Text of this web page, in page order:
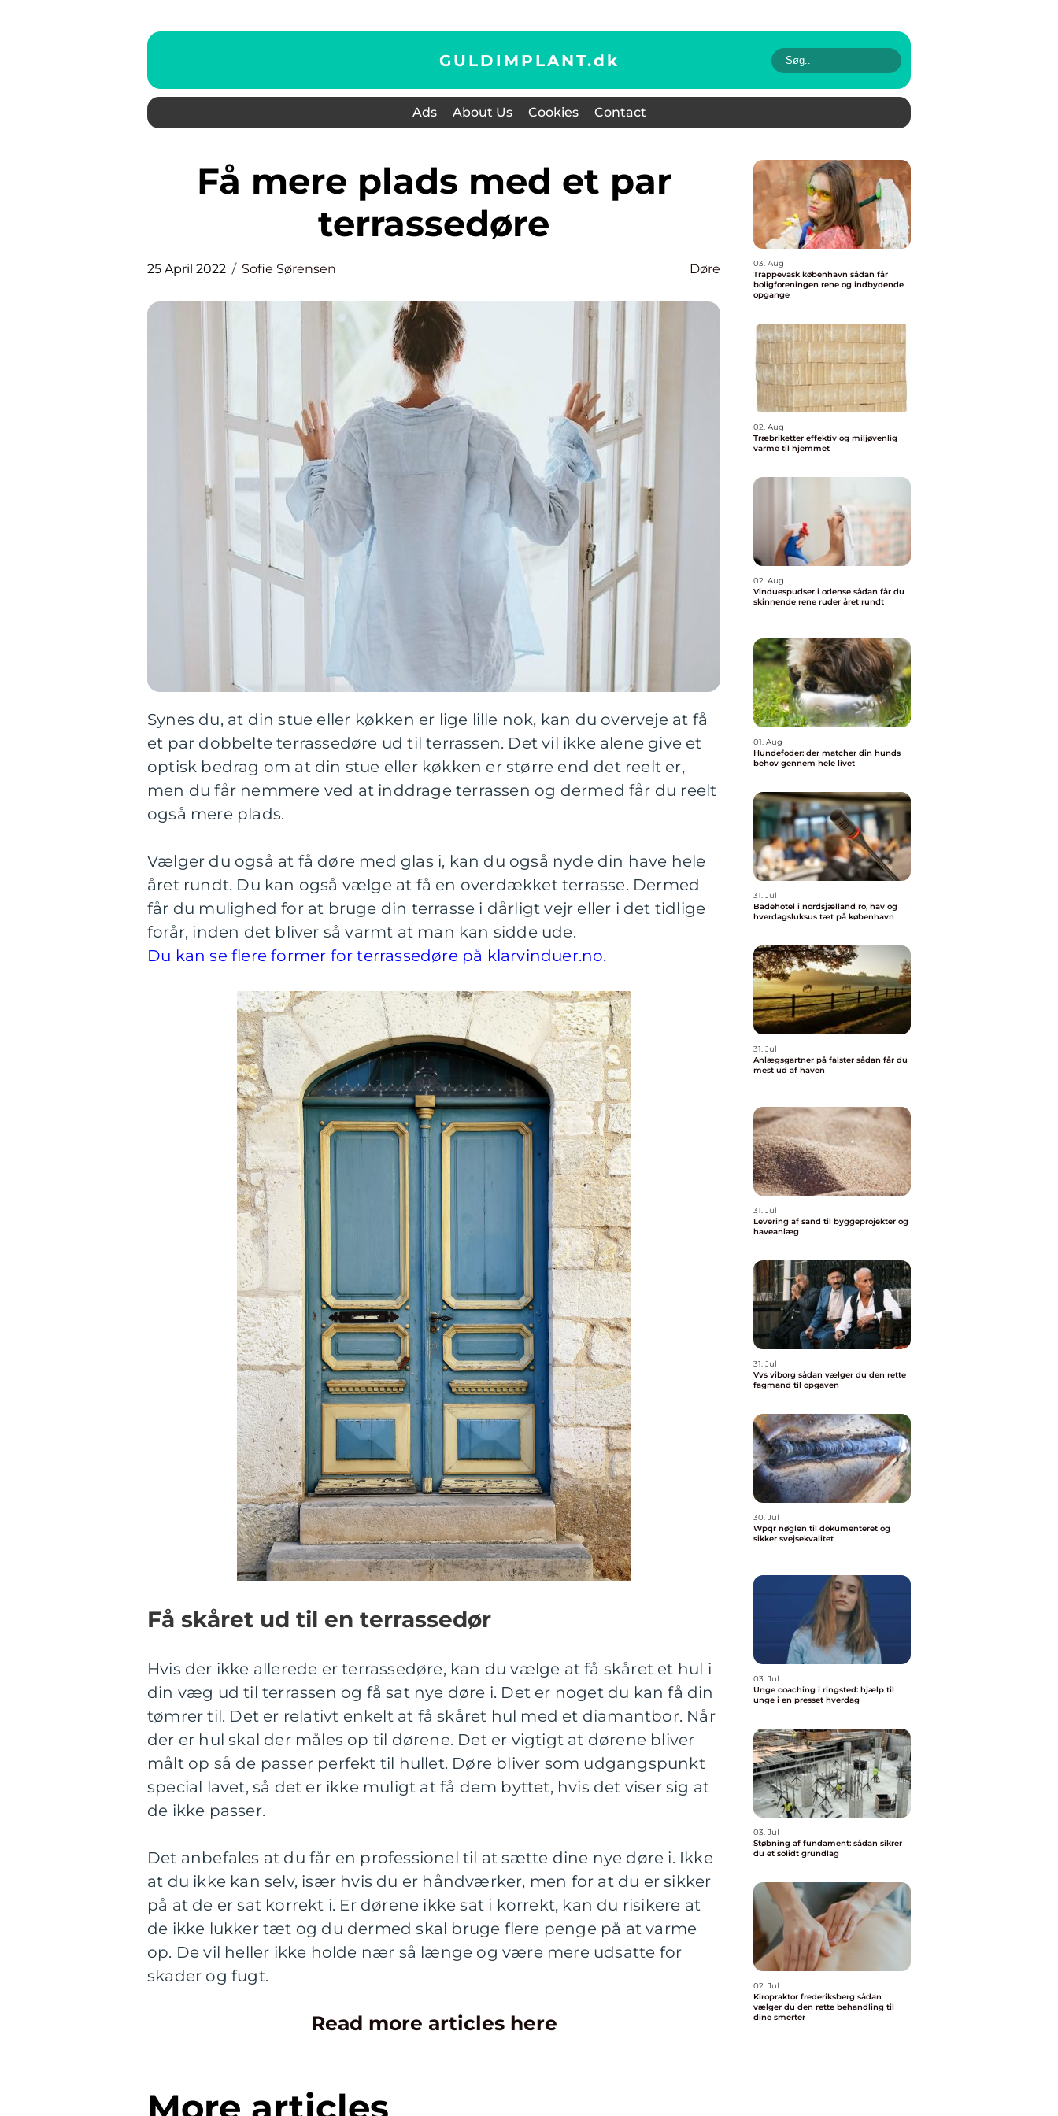
GULDIMPLANT.dk
Ads About Us Cookies Contact
Få mere plads med et par
terrassedøre
25 April 2022 Sofie Sørensen Døre
Synes du, at din stue eller køkken er lige lille nok, kan du overveje at få
et par dobbelte terrassedøre ud til terrassen. Det vil ikke alene give et
optisk bedrag om at din stue eller køkken er større end det reelt er,
men du får nemmere ved at inddrage terrassen og dermed får du reelt
også mere plads.
Vælger du også at få døre med glas i, kan du også nyde din have hele
året rundt. Du kan også vælge at få en overdækket terrasse. Dermed
får du mulighed for at bruge din terrasse i dårligt vejr eller i det tidlige
forår, inden det bliver så varmt at man kan sidde ude.
Du kan se flere former for terrassedøre på klarvinduer.no.
Få skåret ud til en terrassedør
Hvis der ikke allerede er terrassedøre, kan du vælge at få skåret et hul i
din væg ud til terrassen og få sat nye døre i. Det er noget du kan få din
tømrer til. Det er relativt enkelt at få skåret hul med et diamantbor. Når
der er hul skal der måles op til dørene. Det er vigtigt at dørene bliver
målt op så de passer perfekt til hullet. Døre bliver som udgangspunkt
special lavet, så det er ikke muligt at få dem byttet, hvis det viser sig at
de ikke passer.
Det anbefales at du får en professionel til at sætte dine nye døre i. Ikke
at du ikke kan selv, især hvis du er håndværker, men for at du er sikker
på at de er sat korrekt i. Er dørene ikke sat i korrekt, kan du risikere at
de ikke lukker tæt og du dermed skal bruge flere penge på at varme
op. De vil heller ikke holde nær så længe og være mere udsatte for
skader og fugt.
Read more articles here
More articles
03. Aug
Trappevask københavn sådan får
boligforeningen rene og indbydende
opgange
02. Aug
Træbriketter effektiv og miljøvenlig
varme til hjemmet
02. Aug
Vinduespudser i odense sådan får du
skinnende rene ruder året rundt
01. Aug
Hundefoder: der matcher din hunds
behov gennem hele livet
31. Jul
Badehotel i nordsjælland ro, hav og
hverdagsluksus tæt på københavn
31. Jul
Anlægsgartner på falster sådan får du
mest ud af haven
31. Jul
Levering af sand til byggeprojekter og
haveanlæg
31. Jul
Vvs viborg sådan vælger du den rette
fagmand til opgaven
30. Jul
Wpqr nøglen til dokumenteret og
sikker svejsekvalitet
03. Jul
Unge coaching i ringsted: hjælp til
unge i en presset hverdag
03. Jul
Støbning af fundament: sådan sikrer
du et solidt grundlag
02. Jul
Kiropraktor frederiksberg sådan
vælger du den rette behandling til
dine smerter